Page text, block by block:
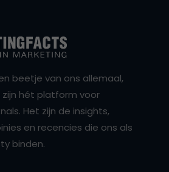
beetje van ons allemaal,
zijn hét platform voor
Het zijn de insights,
en recencies die ons als
binden.